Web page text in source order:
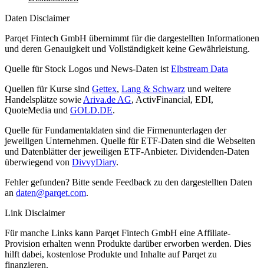
Daten Disclaimer
Parqet Fintech GmbH übernimmt für die dargestellten Informationen
und deren Genauigkeit und Vollständigkeit keine Gewährleistung.
Quelle für Stock Logos und News-Daten ist Elbstream Data
Quellen für Kurse sind Gettex, Lang & Schwarz und weitere
Handelsplätze sowie Ariva.de AG, ActivFinancial, EDI,
QuoteMedia und GOLD.DE.
Quelle für Fundamentaldaten sind die Firmenunterlagen der
jeweiligen Unternehmen. Quelle für ETF-Daten sind die Webseiten
und Datenblätter der jeweiligen ETF-Anbieter. Dividenden-Daten
überwiegend von DivvyDiary.
Fehler gefunden? Bitte sende Feedback zu den dargestellten Daten
an daten@parqet.com.
Link Disclaimer
Für manche Links kann Parqet Fintech GmbH eine Affiliate-
Provision erhalten wenn Produkte darüber erworben werden. Dies
hilft dabei, kostenlose Produkte und Inhalte auf Parqet zu
finanzieren.